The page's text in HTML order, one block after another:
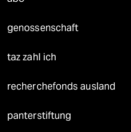
genossenschaft
taz zahl ich
recherchefonds ausland
panterstiftung